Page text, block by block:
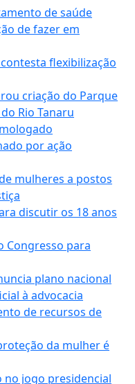
de saúde
de fazer em
flexibilização
criação do Parque
Rio Tanaru
por ação
mulheres a postos
discutir os 18 anos
Congresso para
plano nacional
à advocacia
de recursos de
da mulher é
no jogo presidencial